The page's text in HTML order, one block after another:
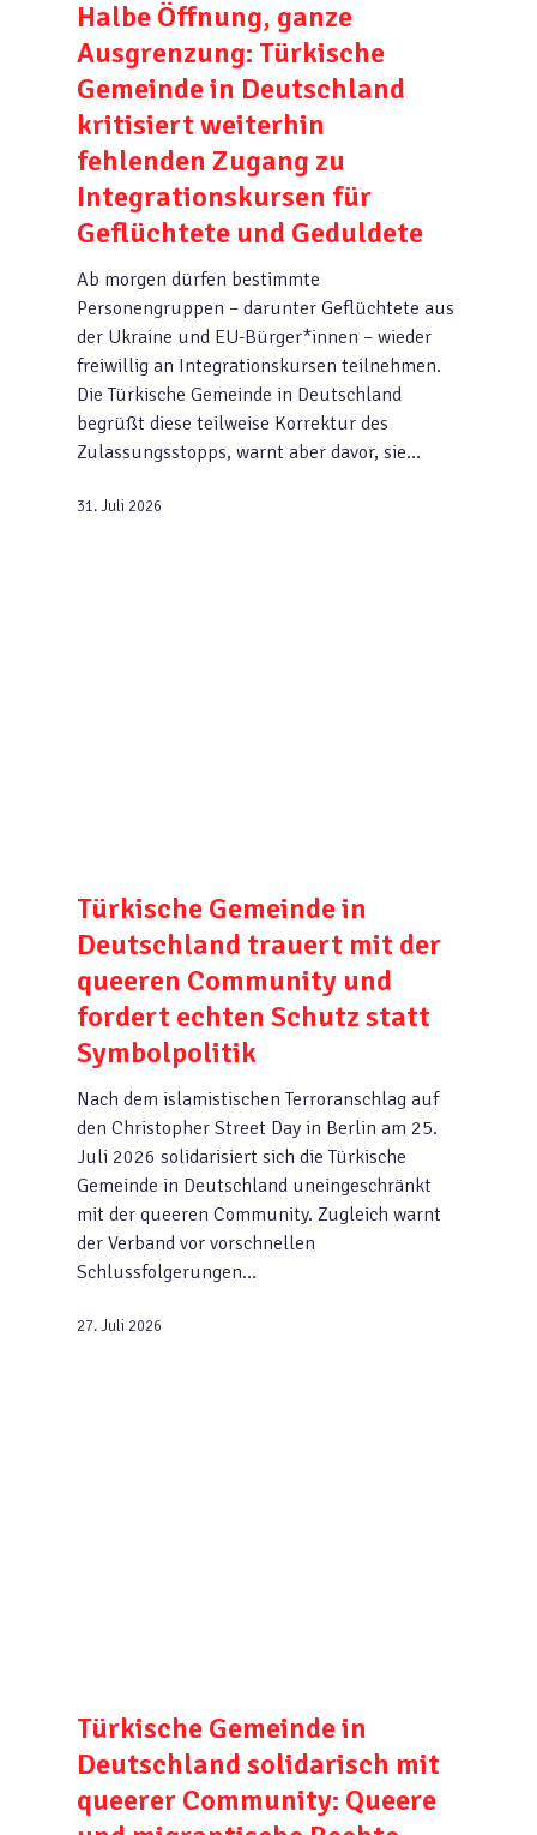
Halbe Öffnung, ganze
Ausgrenzung: Türkische
Gemeinde in Deutschland
kritisiert weiterhin
fehlenden Zugang zu
Integrationskursen für
Geflüchtete und Geduldete
Ab morgen dürfen bestimmte
Personengruppen – darunter Geflüchtete aus
der Ukraine und EU-Bürger*innen – wieder
freiwillig an Integrationskursen teilnehmen.
Die Türkische Gemeinde in Deutschland
begrüßt diese teilweise Korrektur des
Zulassungsstopps, warnt aber davor, sie…
31. Juli 2026
Türkische Gemeinde in
Deutschland trauert mit der
queeren Community und
fordert echten Schutz statt
Symbolpolitik
Nach dem islamistischen Terroranschlag auf
den Christopher Street Day in Berlin am 25.
Juli 2026 solidarisiert sich die Türkische
Gemeinde in Deutschland uneingeschränkt
mit der queeren Community. Zugleich warnt
der Verband vor vorschnellen
Schlussfolgerungen…
27. Juli 2026
Türkische Gemeinde in
Deutschland solidarisch mit
queerer Community: Queere